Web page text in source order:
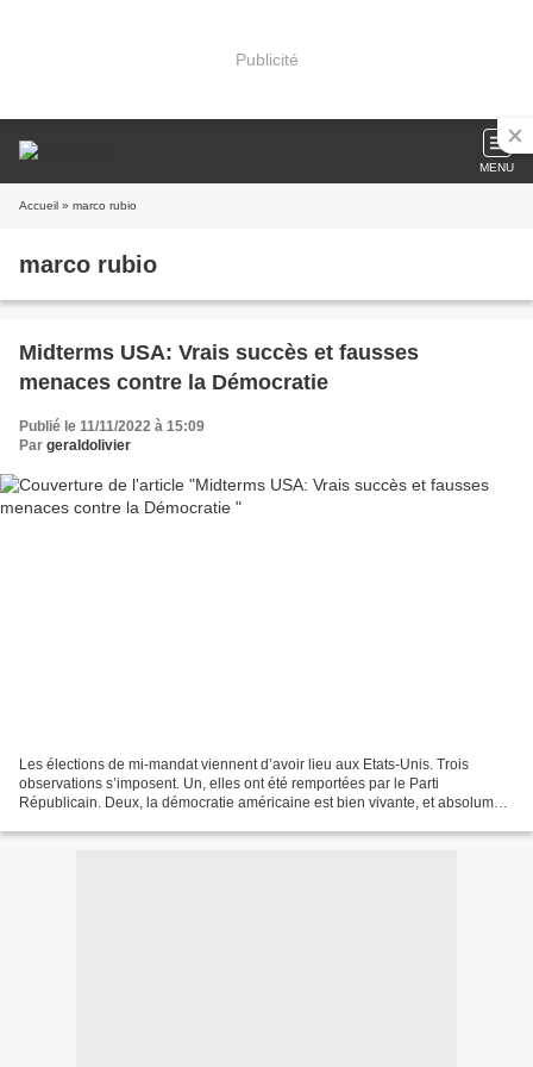
Publicité
MENU
Accueil » marco rubio
marco rubio
Midterms USA: Vrais succès et fausses
menaces contre la Démocratie
Publié le 11/11/2022 à 15:09
Par geraldolivier
Les élections de mi-mandat viennent d’avoir lieu aux Etats-Unis. Trois
observations s’imposent. Un, elles ont été remportées par le Parti
Républicain. Deux, la démocratie américaine est bien vivante, et absolument